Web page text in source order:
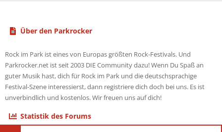
Über den Parkrocker
Rock im Park ist eines von Europas größten Rock-Festivals. Und
Parkrocker.net ist seit 2003 DIE Community dazu! Wenn Du Spaß an
guter Musik hast, dich für Rock im Park und die deutschsprachige
Festival-Szene interessierst, dann registriere dich doch bei uns. Es ist
unverbindlich und kostenlos. Wir freuen uns auf dich!
Statistik des Forums